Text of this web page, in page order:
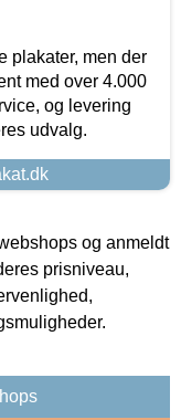
plakater, men der
med over 4.000
og levering
udvalg.
og anmeldt
prisniveau,